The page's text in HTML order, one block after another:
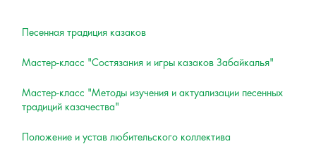
Песенная традиция казаков
Мастер-класс "Состязания и игры казаков Забайкалья"
Мастер-класс "Методы изучения и актуализации песенных
традиций казачества"
Положение и устав любительского коллектива